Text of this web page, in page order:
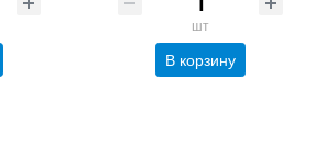
шт
В корзину